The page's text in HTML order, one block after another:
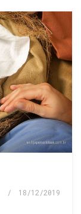
/ 18/12/2019